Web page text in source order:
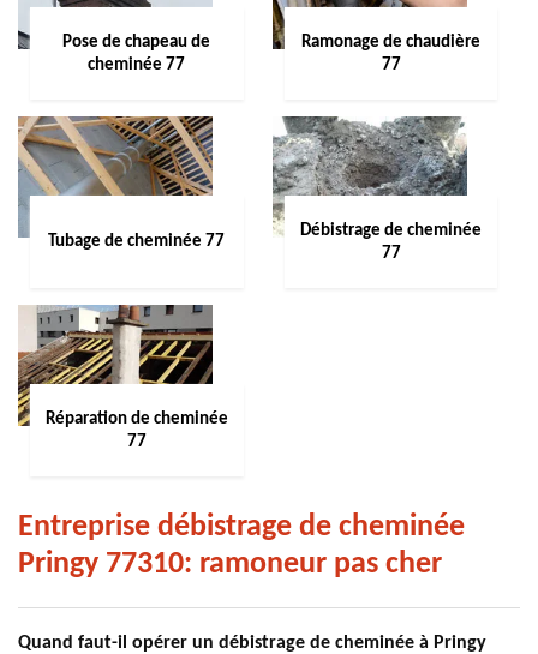
Pose de chapeau de
cheminée 77
Ramonage de chaudière
77
Tubage de cheminée 77
Débistrage de cheminée
77
Réparation de cheminée
77
Entreprise débistrage de cheminée
Pringy 77310: ramoneur pas cher
Quand faut-il opérer un débistrage de cheminée à Pringy